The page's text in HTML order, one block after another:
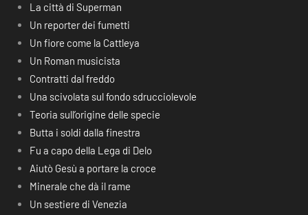
La città di Superman
Un reporter dei fumetti
Un fiore come la Cattleya
Un Roman musicista
Contratti dal freddo
Una scivolata sul fondo sdrucciolevole
Teoria sull’origine delle specie
Butta i soldi dalla finestra
Fu a capo della Lega di Delo
Aiutò Gesù a portare la croce
Minerale che dà il rame
Un sestiere di Venezia